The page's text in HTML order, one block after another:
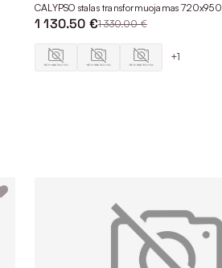
CALYPSO stalas transformuojamas 720x950
1 130.50 €1 330.00 €
+1